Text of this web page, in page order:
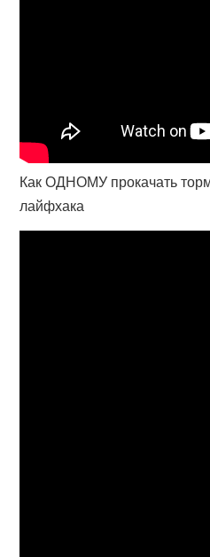
Как ОДНОМУ прокачать
лайфхака